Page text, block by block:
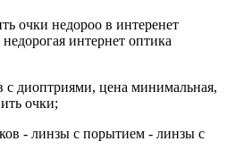
очки недороо в интеренет
интернет оптика
с диоптриями, цена минимальная,
очки;
- линзы с порытием - линзы с